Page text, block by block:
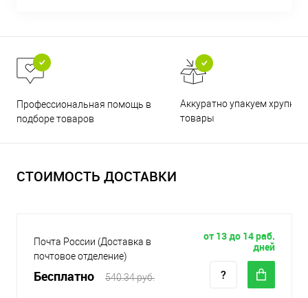
Профессиональная помощь в
подборе товаров
Аккуратно упакуем хрупкие
товары
СТОИМОСТЬ ДОСТАВКИ
Почта России (Доставка в
почтовое отделение)
Бесплатно 540.34 руб.
от 13 до 14 раб.
дней